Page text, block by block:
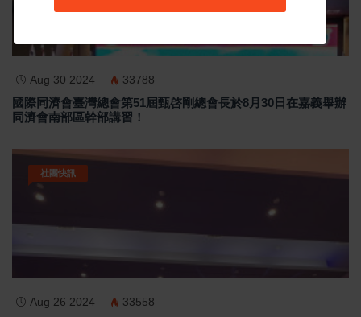
Aug 30 2024 33788
國際同濟會臺灣總會第51屆甄啓剛總會長於8月30日在嘉義舉辦
同濟會南部區幹部講習！
社團快訊
Aug 26 2024 33558